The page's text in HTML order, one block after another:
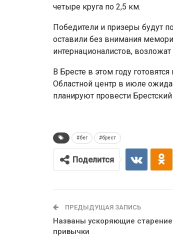
четыре круга по 2,5 км.
Победители и призеры будут
оставили без внимания
интернационалистов,
В Бресте в этом году
Областной центр в июле
планируют провести
#бег #брест
Поделится
ПРЕДЫДУЩАЯ ЗАПИСЬ
Названы ускоряющие
привычки